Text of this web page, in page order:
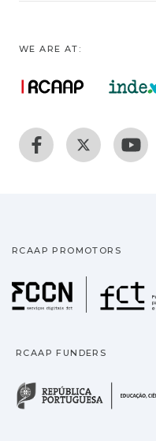
WE ARE AT:
RCAAP PROMOTORS
RCAAP FUNDERS